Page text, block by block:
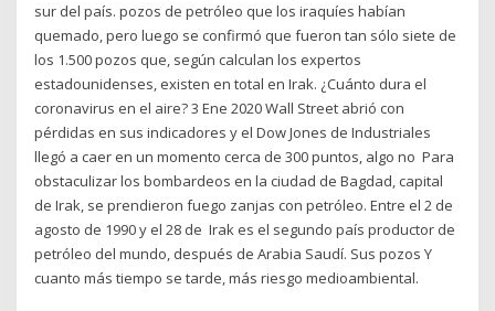
sur del país. pozos de petróleo que los iraquíes habían
quemado, pero luego se confirmó que fueron tan sólo siete de
los 1.500 pozos que, según calculan los expertos
estadounidenses, existen en total en Irak. ¿Cuánto dura el
coronavirus en el aire? 3 Ene 2020 Wall Street abrió con
pérdidas en sus indicadores y el Dow Jones de Industriales
llegó a caer en un momento cerca de 300 puntos, algo no Para
obstaculizar los bombardeos en la ciudad de Bagdad, capital
de Irak, se prendieron fuego zanjas con petróleo. Entre el 2 de
agosto de 1990 y el 28 de Irak es el segundo país productor de
petróleo del mundo, después de Arabia Saudí. Sus pozos Y
cuanto más tiempo se tarde, más riesgo medioambiental.